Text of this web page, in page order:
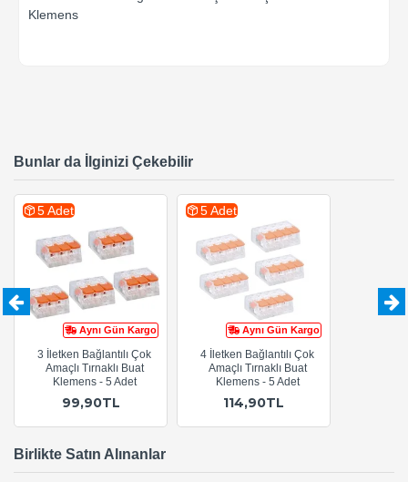
Klemens
Bunlar da İlginizi Çekebilir
Aynı Gün Kargo
5 Adet
3 İletken Bağlantılı Çok
Amaçlı Tırnaklı Buat
Klemens - 5 Adet
99,90TL
Aynı Gün Kargo
5 Adet
4 İletken Bağlantılı Çok
Amaçlı Tırnaklı Buat
Klemens - 5 Adet
114,90TL
Birlikte Satın Alınanlar